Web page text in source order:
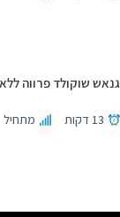
גנאש שוקולד פרווה
13 דקות מתחיל